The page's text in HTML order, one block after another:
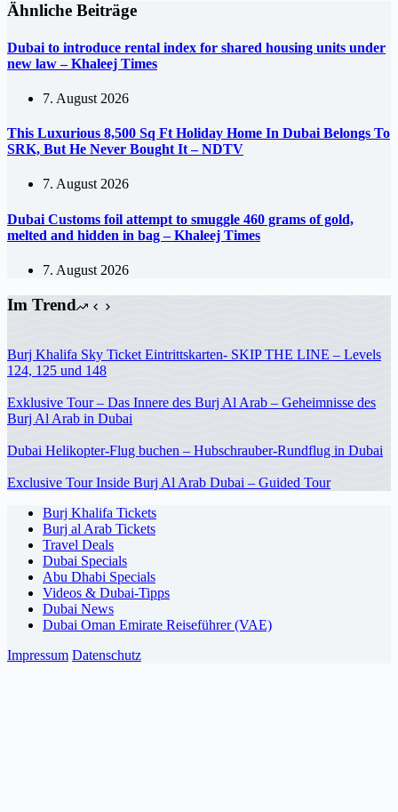
Ähnliche Beiträge
Dubai to introduce rental index for shared housing units under
new law – Khaleej Times
7. August 2026
This Luxurious 8,500 Sq Ft Holiday Home In Dubai Belongs To
SRK, But He Never Bought It – NDTV
7. August 2026
Dubai Customs foil attempt to smuggle 460 grams of gold,
melted and hidden in bag – Khaleej Times
7. August 2026
Im Trend
Burj Khalifa Sky Ticket Eintrittskarten- SKIP THE LINE – Levels
124, 125 und 148
Exklusive Tour – Das Innere des Burj Al Arab – Geheimnisse des
Burj Al Arab in Dubai
Dubai Helikopter-Flug buchen – Hubschrauber-Rundflug in Dubai
Exclusive Tour Inside Burj Al Arab Dubai – Guided Tour
Burj Khalifa Tickets
Burj al Arab Tickets
Travel Deals
Dubai Specials
Abu Dhabi Specials
Videos & Dubai-Tipps
Dubai News
Dubai Oman Emirate Reiseführer (VAE)
Impressum Datenschutz